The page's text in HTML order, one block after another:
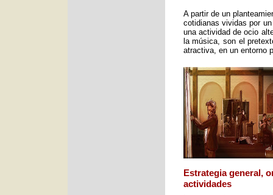
A partir de un
cotidianas vividas por
una actividad de ocio
la música, son el
atractiva, en un entorno
Estrategia general,
actividades